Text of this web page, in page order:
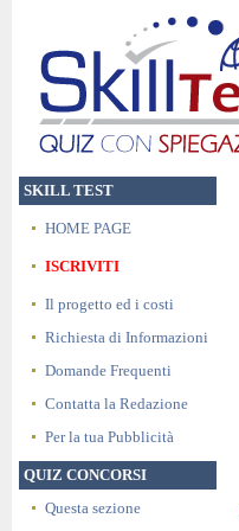
SKILL TEST
HOME PAGE
ISCRIVITI
Il progetto ed i costi
Richiesta di Informazioni
Domande Frequenti
Contatta la Redazione
Per la tua Pubblicità
QUIZ CONCORSI
Questa sezione